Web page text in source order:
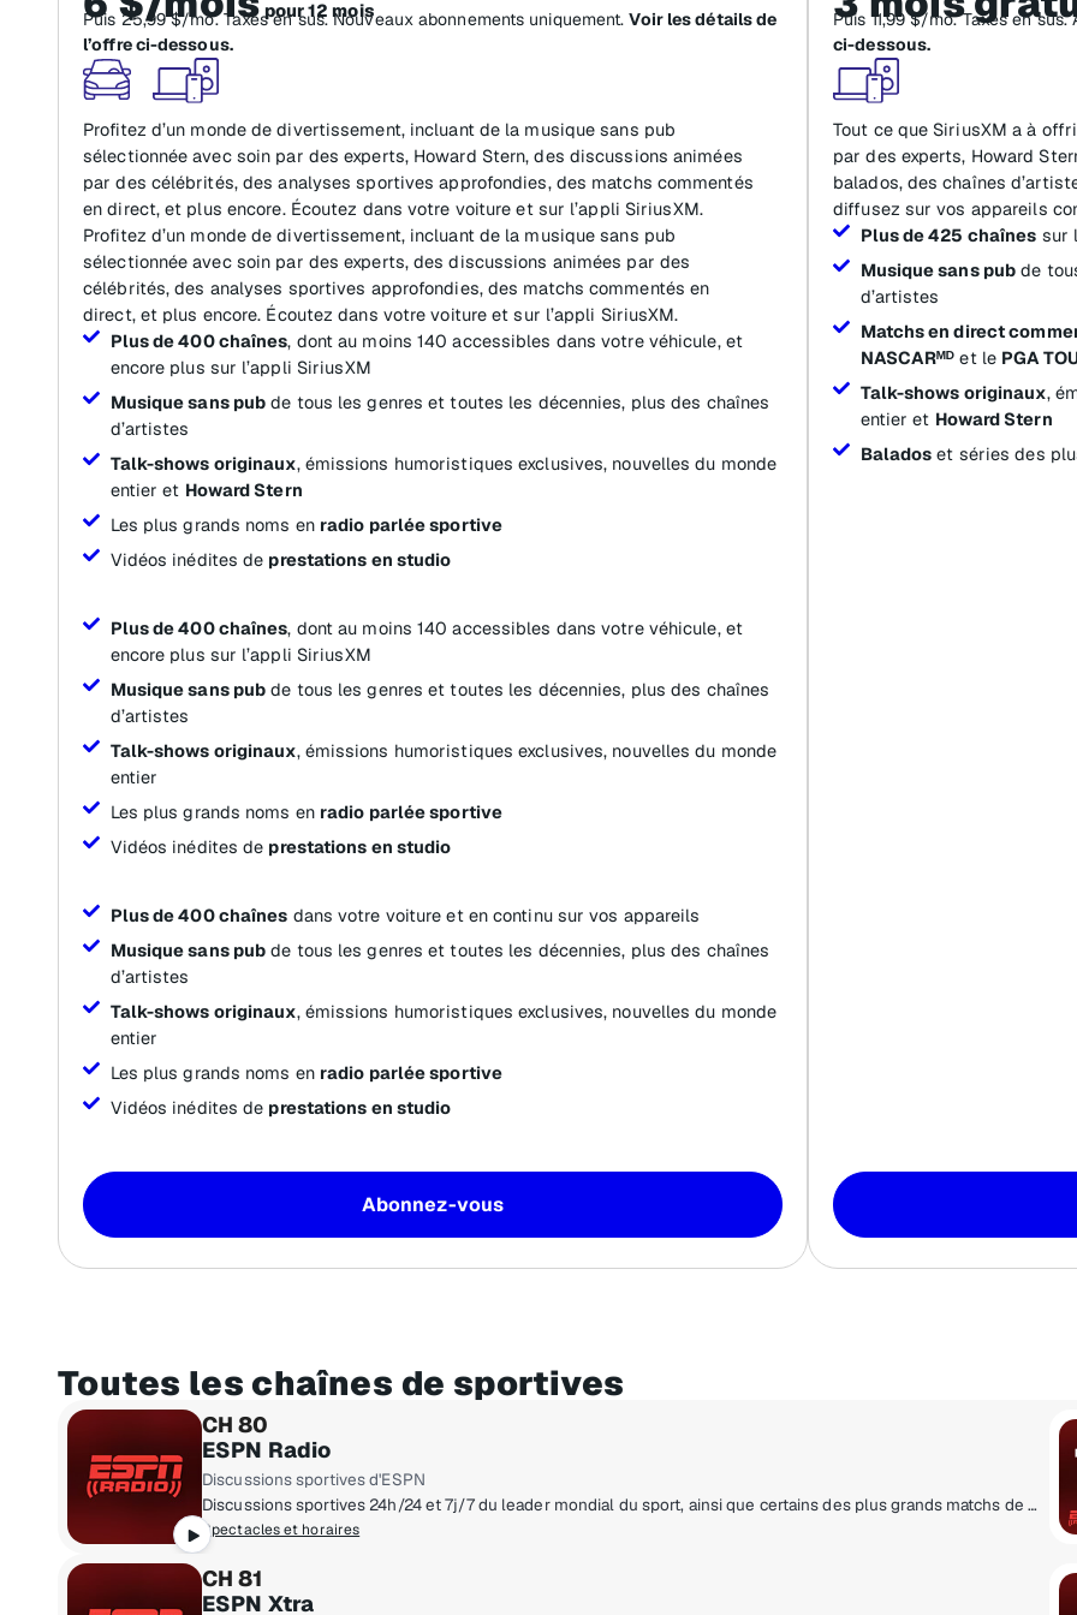
pour 12 mois
Puis 25,99 $/mo. Taxes en sus. Nouveaux abonnements uniquement.Voir les détails de
l’offre ci-dessous.
Profitez d’un monde de divertissement, incluant de la musique sans pub
sélectionnée avec soin par des experts, Howard Stern, des discussions animées
par des célébrités, des analyses sportives approfondies, des matchs commentés
en direct, et plus encore. Écoutez dans votre voiture et sur l’appli SiriusXM.
Profitez d’un monde de divertissement, incluant de la musique sans pub
sélectionnée avec soin par des experts, des discussions animées par des
célébrités, des analyses sportives approfondies, des matchs commentés en
direct, et plus encore. Écoutez dans votre voiture et sur l’appli SiriusXM.
Plus de 400 chaînes, dont au moins 140 accessibles dans votre véhicule, et
encore plus sur l’appli SiriusXM
Musique sans pub de tous les genres et toutes les décennies, plus des chaînes
d’artistes
Talk-shows originaux, émissions humoristiques exclusives, nouvelles du monde
entier et Howard Stern
Les plus grands noms en radio parlée sportive
Vidéos inédites de prestations en studio
Plus de 400 chaînes, dont au moins 140 accessibles dans votre véhicule, et
encore plus sur l’appli SiriusXM
Musique sans pub de tous les genres et toutes les décennies, plus des chaînes
d’artistes
Talk-shows originaux, émissions humoristiques exclusives, nouvelles du monde
entier
Les plus grands noms en radio parlée sportive
Vidéos inédites de prestations en studio
Plus de 400 chaînes dans votre voiture et en continu sur vos appareils
Musique sans pub de tous les genres et toutes les décennies, plus des chaînes
d’artistes
Talk-shows originaux, émissions humoristiques exclusives, nouvelles du monde
entier
Les plus grands noms en radio parlée sportive
Vidéos inédites de prestations en studio
Abonnez-vous
Puis 11,99 $/mo. Taxes en
ci-dessous.
Tout ce que SiriusXM a à
par des experts, Howard
balados, des chaînes
diffusez sur vos appareils
Plus de 425 chaînes sur
Musique sans pub de
d’artistes
Matchs en direct
NASCARᴹᴰ et le PGA
Talk-shows originaux,
entier et Howard Stern
Balados et séries des
Toutes les chaînes de sportives
CH 80
ESPN Radio
Discussions sportives d'ESPN
Discussions sportives 24h/24 et 7j/7 du leader mondial du sport, ainsi que certains des plus grands matchs de la NBA, de la MLB et des sports universitaires.
Spectacles et horaires
CH 81
ESPN Xtra